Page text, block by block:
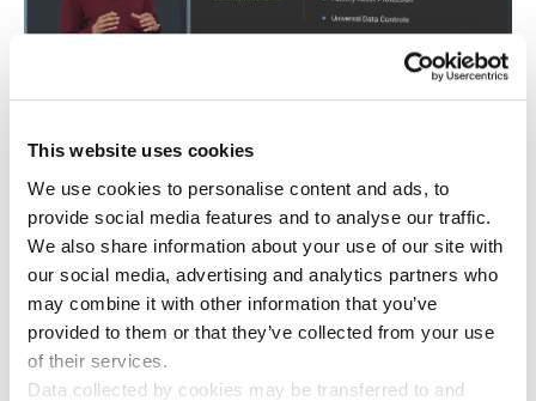
This website uses cookies
We use cookies to personalise content and ads, to
provide social media features and to analyse our traffic.
We also share information about your use of our site with
our social media, advertising and analytics partners who
may combine it with other information that you’ve
provided to them or that they’ve collected from your use
of their services.
Data collected by cookies may be transferred to and
さらなるプライバシー保護
Googleの開発者は「Universal Data Controls」
と呼ばれるものについて簡単に説明しました。こ
の集中管理型のツールを使うことで、どのアプリ
がどのような個人データを使用しているか、どの
アプリをブロックするべきか、といったことがわ